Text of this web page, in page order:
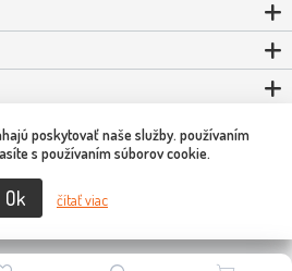
Tuning SK. Všetky práva vyhradené.
poskytovať naše služby. používaním
s používaním súborov cookie.
Ok čítať viac